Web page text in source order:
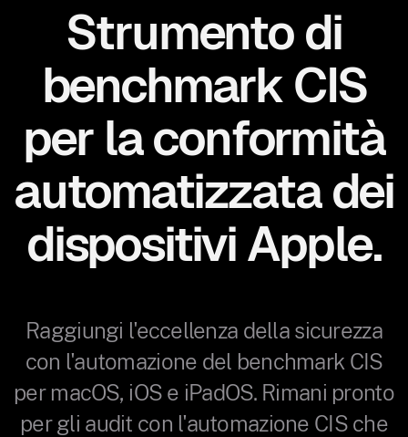
Strumento di
benchmark CIS
per la conformità
automatizzata dei
dispositivi Apple.
Raggiungi l'eccellenza della sicurezza
con l'automazione del benchmark CIS
per macOS, iOS e iPadOS. Rimani pronto
per gli audit con l'automazione CIS che